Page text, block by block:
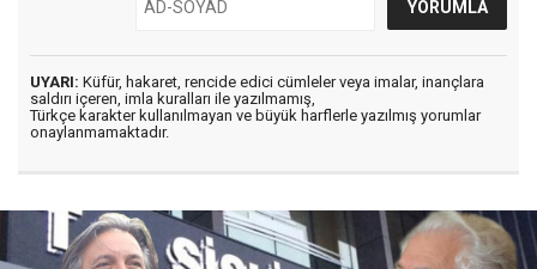
UYARI: Küfür, hakaret, rencide edici cümleler veya imalar, inançlara
saldırı içeren, imla kuralları ile yazılmamış,
Türkçe karakter kullanılmayan ve büyük harflerle yazılmış yorumlar
onaylanmamaktadır.